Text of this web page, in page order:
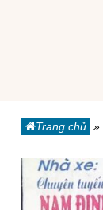
Trang chủ »